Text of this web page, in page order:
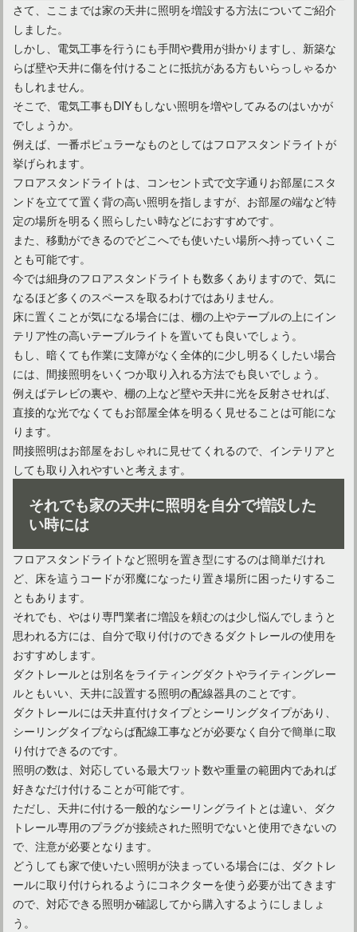
さて、ここまでは家の天井に照明を増設する方法についてご紹介
しました。
しかし、電気工事を行うにも手間や費用が掛かりますし、新築な
らば壁や天井に傷を付けることに抵抗がある方もいらっしゃるか
もしれません。
そこで、電気工事もDIYもしない照明を増やしてみるのはいかが
でしょうか。
例えば、一番ポピュラーなものとしてはフロアスタンドライトが
挙げられます。
フロアスタンドライトは、コンセント式で文字通りお部屋にスタ
ンドを立てて置く背の高い照明を指しますが、お部屋の端など特
定の場所を明るく照らしたい時などにおすすめです。
また、移動ができるのでどこへでも使いたい場所へ持っていくこ
とも可能です。
今では細身のフロアスタンドライトも数多くありますので、気に
なるほど多くのスペースを取るわけではありません。
床に置くことが気になる場合には、棚の上やテーブルの上にイン
テリア性の高いテーブルライトを置いても良いでしょう。
もし、暗くても作業に支障がなく全体的に少し明るくしたい場合
には、間接照明をいくつか取り入れる方法でも良いでしょう。
例えばテレビの裏や、棚の上など壁や天井に光を反射させれば、
直接的な光でなくてもお部屋全体を明るく見せることは可能にな
ります。
間接照明はお部屋をおしゃれに見せてくれるので、インテリアと
しても取り入れやすいと考えます。
それでも家の天井に照明を自分で増設した
い時には
フロアスタンドライトなど照明を置き型にするのは簡単だけれ
ど、床を這うコードが邪魔になったり置き場所に困ったりするこ
ともあります。
それでも、やはり専門業者に増設を頼むのは少し悩んでしまうと
思われる方には、自分で取り付けのできるダクトレールの使用を
おすすめします。
ダクトレールとは別名をライティングダクトやライティングレー
ルともいい、天井に設置する照明の配線器具のことです。
ダクトレールには天井直付けタイプとシーリングタイプがあり、
シーリングタイプならば配線工事などが必要なく自分で簡単に取
り付けできるのです。
照明の数は、対応している最大ワット数や重量の範囲内であれば
好きなだけ付けることが可能です。
ただし、天井に付ける一般的なシーリングライトとは違い、ダク
トレール専用のプラグが接続された照明でないと使用できないの
で、注意が必要となります。
どうしても家で使いたい照明が決まっている場合には、ダクトレ
ールに取り付けられるようにコネクターを使う必要が出てきます
ので、対応できる照明か確認してから購入するようにしましょ
う。